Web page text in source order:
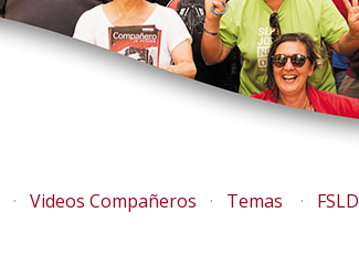
Videos Compañeros Temas FSLD